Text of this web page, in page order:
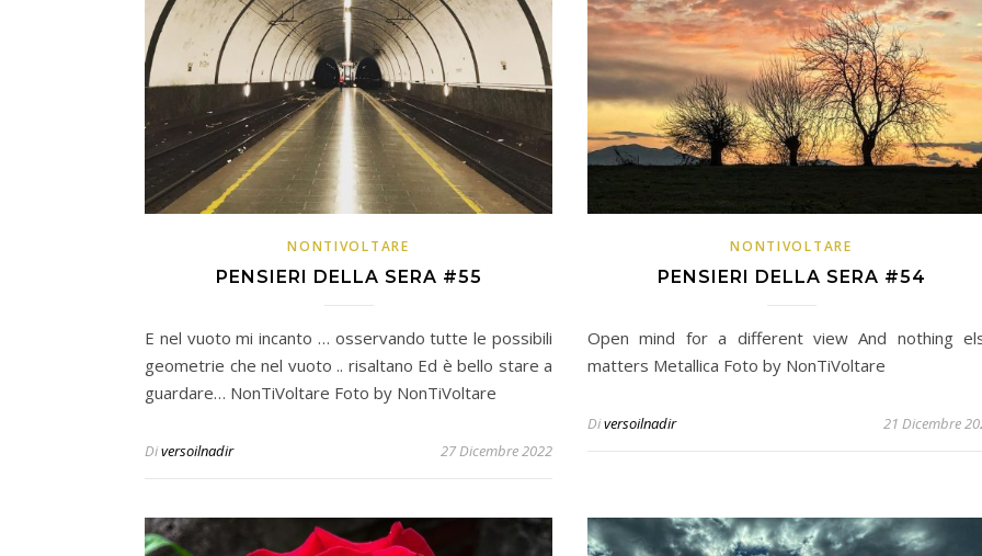
NONTIVOLTARE
PENSIERI DELLA SERA #55
E nel vuoto mi incanto … osservando tutte le possibili
geometrie che nel vuoto .. risaltano Ed è bello stare a
guardare… NonTiVoltare Foto by NonTiVoltare
Diversoilnadir 27 Dicembre 2022
NONTIVOLTARE
PENSIERI DELLA SERA #54
Open mind for a different view And nothing
matters Metallica Foto by NonTiVoltare
Diversoilnadir 21 Dicembre